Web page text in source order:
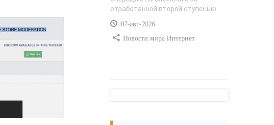
отработанной второй ступенью...
07-авг-2026
Новости мира Интернет